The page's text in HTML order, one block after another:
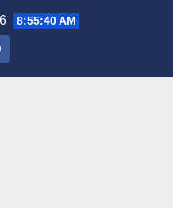
8:55:41 AM